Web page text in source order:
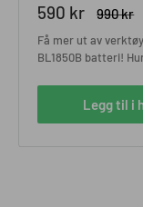
Salgspris
590 kr
Ordinær
990 kr
Få mer ut av
BL1850B batteri!
Legg til i